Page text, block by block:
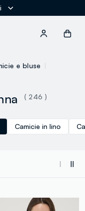
e bluse
( 246 )
Camicie in lino